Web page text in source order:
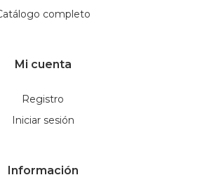
completo
Mi cuenta
Registro
Iniciar sesión
Información